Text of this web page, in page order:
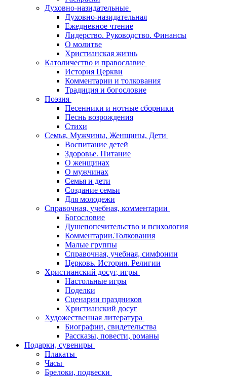
Духовно-назидательные
Духовно-назидательная
Ежедневное чтение
Лидерство. Руководство. Финансы
О молитве
Христианская жизнь
Католичество и православие
История Церкви
Комментарии и толкования
Традиция и богословие
Поэзия
Песенники и нотные сборники
Песнь возрождения
Стихи
Семья, Мужчины, Женщины, Дети
Воспитание детей
Здоровье. Питание
О женщинах
О мужчинах
Семья и дети
Создание семьи
Для молодежи
Справочная, учебная, комментарии
Богословие
Душепопечительство и психология
Комментарии.Толкования
Малые группы
Справочная, учебная, симфонии
Церковь. История. Религии
Христианский досуг, игры
Настольные игры
Поделки
Сценарии праздников
Христианский досуг
Художественная литература
Биографии, свидетельства
Рассказы, повести, романы
Подарки, сувениры
Плакаты
Часы
Брелоки, подвески